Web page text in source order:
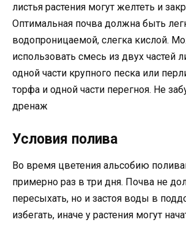
листья растения могут желтеть и
Оптимальная почва должна быть
водопроницаемой, слегка кислой.
использовать смесь из двух частей
одной части крупного песка или
торфа и одной части перегноя. Не
дренаж
Условия полива
Во время цветения альсобию
примерно раз в три дня. Почва не
пересыхать, но и застоя воды в
избегать, иначе у растения могут